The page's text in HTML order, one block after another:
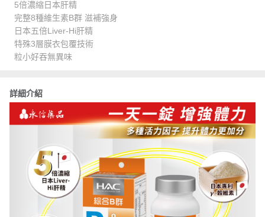
5倍濃縮日本肝精
完整8種維生素B群 滋補強身
日本五倍Liver-Hi肝精
特殊3層膜衣包覆技術
粒小好吞無異味
詳細介紹